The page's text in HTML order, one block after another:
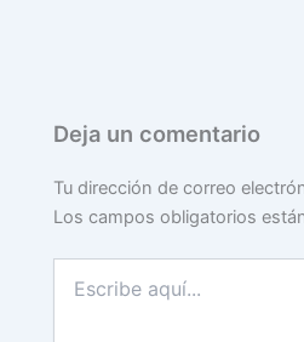
Deja un comentario
Tu dirección de correo
Los campos obligatorios
aquí...